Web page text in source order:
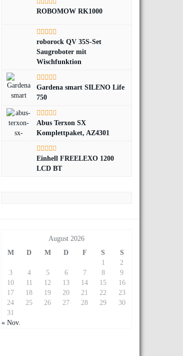
ROBOMOW RK1000
roborock QV 35S-Set
Saugroboter mit
Wischfunktion
Gardena smart SILENO Life
750
Abus Terxon SX
Komplettpaket, AZ4301
Einhell FREELEXO 1200
LCD BT
August 2026
M
D M D F S
S
1
2
3
4 5 6 7 8
9
10
11 12 13 14 15
16
17
18 19 20 21 22
23
24
25 26 27 28 29
30
31
« Nov.